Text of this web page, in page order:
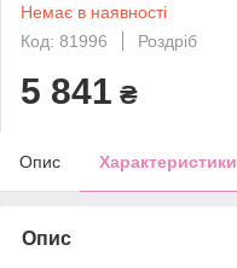
Немає в наявності
Код: 81996
Роздріб
5 841 ₴
Опис Характеристики
Опис